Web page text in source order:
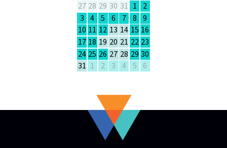
27 28 29 30 31 1
2
3
4 5 6 7 8
9
10 11 12 13 14 15 16
17 18 19 20 21 22 23
24 25 26 27 28 29 30
31 1 2 3 4 5 6